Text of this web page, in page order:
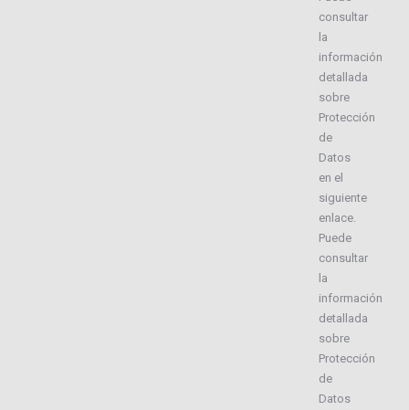
consultar
la
información
detallada
sobre
Protección
de
Datos
en el
siguiente
enlace.
Puede
consultar
la
información
detallada
sobre
Protección
de
Datos